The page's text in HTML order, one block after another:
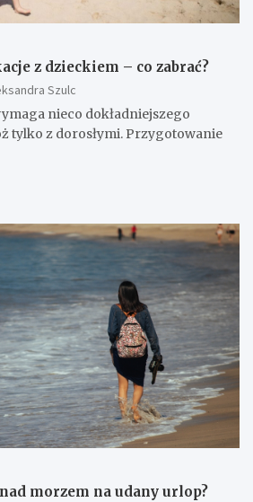
z dzieckiem – co zabrać?
Szulc
nieco dokładniejszego
tylko z dorosłymi. Przygotowanie
morzem na udany urlop?